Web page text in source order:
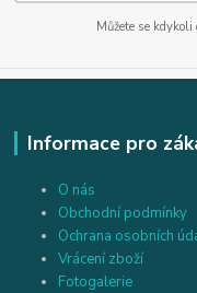
Můžete se
Informace pro
O nás
Obchodní podmínky
Ochrana osobních
Vrácení zboží
Fotogalerie